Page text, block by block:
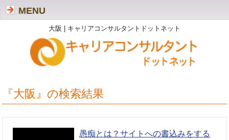
大阪 | キャリアコンサルタントドットネット
MENU
『大阪』の検索結果
愚痴とは？サイトへの書込みをする